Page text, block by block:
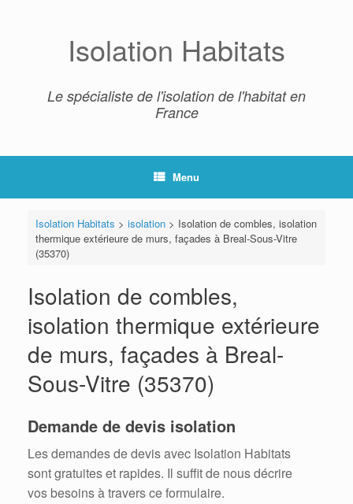
Isolation Habitats
Le spécialiste de l'isolation de l'habitat en
France
Menu
Isolation Habitats > isolation> Isolation de combles, isolation
thermique extérieure de murs, façades à Breal-Sous-Vitre
(35370)
Isolation de combles,
isolation thermique extérieure
de murs, façades à Breal-
Sous-Vitre (35370)
Demande de devis isolation
Les demandes de devis avec Isolation Habitats
sont gratuites et rapides. Il suffit de nous décrire
vos besoins à travers ce formulaire.